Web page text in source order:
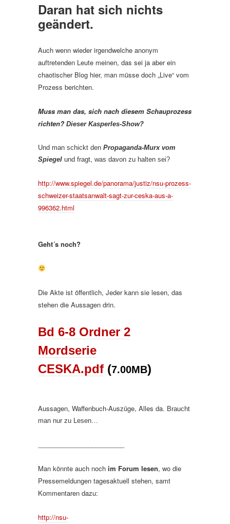
Daran hat sich nichts
geändert.
Auch wenn wieder irgendwelche anonym
auftretenden Leute meinen, das sei ja aber ein
chaotischer Blog hier, man müsse doch „Live“ vom
Prozess berichten.
Muss man das, sich nach diesem Schauprozess
richten? Dieser Kasperles-Show?
Und man schickt den Propaganda-Murx vom
Spiegel und fragt, was davon zu halten sei?
http://www.spiegel.de/panorama/justiz/nsu-prozess-
schweizer-staatsanwalt-sagt-zur-ceska-aus-a-
996362.html
Geht´s noch?
Die Akte ist öffentlich, Jeder kann sie lesen, das
stehen die Aussagen drin.
Bd 6-8 Ordner 2
Mordserie
CESKA.pdf (7.00MB)
Aussagen, Waffenbuch-Auszüge, Alles da. Braucht
man nur zu Lesen…
Man könnte auch noch im Forum lesen, wo die
Pressemeldungen tagesaktuell stehen, samt
Kommentaren dazu:
http://nsu-